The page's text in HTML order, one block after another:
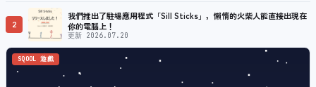
2
我們推出了駐場應用程式「Sill Sticks」，懶惰的火柴人能直接出現在
你的電腦上！
更新 2026.07.20
SQOOL 遊戲